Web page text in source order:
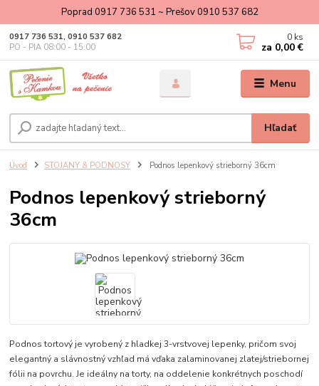
Poprad 0917 736 531 ~ Prešov 0910 537 682
Menu
Hľadať
0917 736 531, 0910 537 682
PO - PIA 08:00 - 15:00
0 ks
za 0,00 €
Úvod STOJANY & PODNOSY Podnos lepenkový strieborný 36cm
Podnos lepenkový strieborný
36cm
Podnos tortový je vyrobený z hladkej 3-vrstvovej lepenky, pričom svoj
elegantný a slávnostný vzhľad má vďaka zalaminovanej zlatej/striebornej
fólii na povrchu. Je ideálny na torty, na oddelenie konkrétnych poschodí